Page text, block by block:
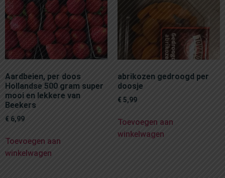
Aardbeien, per doos
Hollandse 500 gram super
mooi en lekkere van
Beekers
€ 6,99
Toevoegen aan
winkelwagen
abrikozen gedroogd per
doosje
€ 5,99
Toevoegen aan
winkelwagen